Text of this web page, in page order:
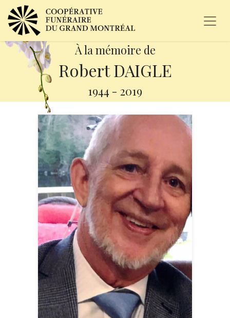
À la mémoire de
Robert DAIGLE
1944 - 2019